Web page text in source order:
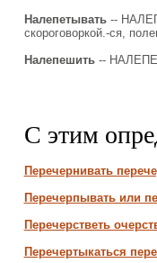
Налепетывать--
скороговоркой.-ся,
Налепешить--
С этим
Перечернивать
Перечерпывать или
Перечерстветь
Перечертыкаться